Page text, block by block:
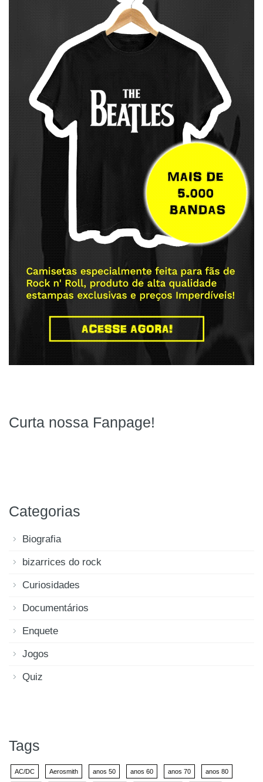
Curta nossa Fanpage!
Categorias
Biografia
bizarrices do rock
Curiosidades
Documentários
Enquete
Jogos
Quiz
Tags
AC/DC Aerosmith anos 50 anos 60 anos 70 anos 80